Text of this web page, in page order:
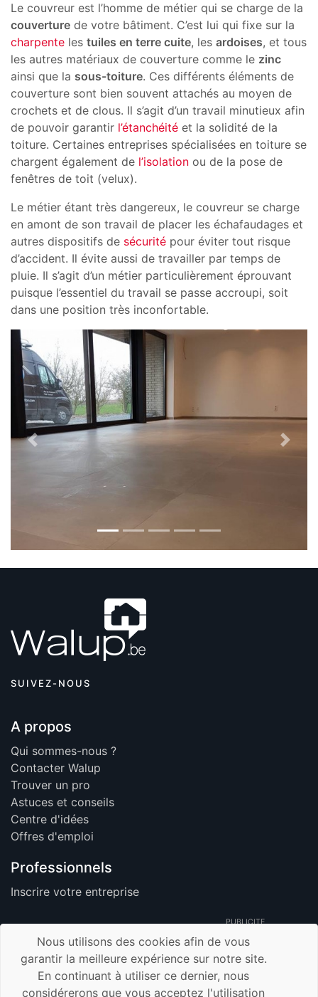
Le couvreur est l’homme de métier qui se charge de la
couverture de votre bâtiment. C’est lui qui fixe sur la
charpente les tuiles en terre cuite, les ardoises, et tous
les autres matériaux de couverture comme le zinc
ainsi que la sous-toiture. Ces différents éléments de
couverture sont bien souvent attachés au moyen de
crochets et de clous. Il s’agit d’un travail minutieux afin
de pouvoir garantir l’étanchéité et la solidité de la
toiture. Certaines entreprises spécialisées en toiture se
chargent également de l’isolation ou de la pose de
fenêtres de toit (velux).
Le métier étant très dangereux, le couvreur se charge
en amont de son travail de placer les échafaudages et
autres dispositifs de sécurité pour éviter tout risque
d’accident. Il évite aussi de travailler par temps de
pluie. Il s’agit d’un métier particulièrement éprouvant
puisque l’essentiel du travail se passe accroupi, soit
dans une position très inconfortable.
Previous Next
SUIVEZ-NOUS
A propos
Qui sommes-nous ?
Contacter Walup
Trouver un pro
Astuces et conseils
Centre d'idées
Offres d'emploi
Professionnels
Inscrire votre entreprise
PUBLICITE
© 2026 Walup.be - Tous Droits Réservés -
Nous utilisons des cookies afin de vous
garantir la meilleure expérience sur notre site.
En continuant à utiliser ce dernier, nous
considérerons que vous acceptez l'utilisation